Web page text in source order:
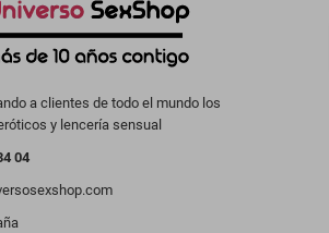
a clientes de todo el mundo los
y lencería sensual
04